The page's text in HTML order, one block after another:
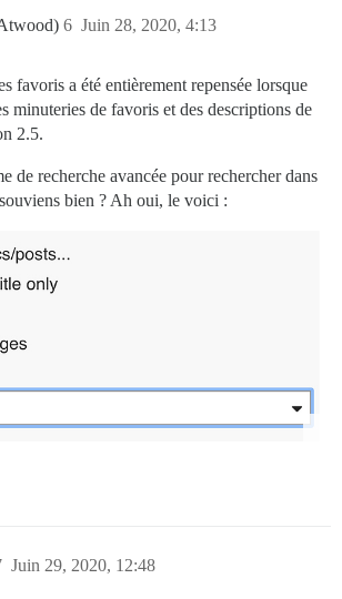
Juin 28, 2020, 4:13
6
favoris a été entièrement repensée lorsque
minuteries de favoris et des descriptions de
2.5.
de recherche avancée pour rechercher dans
bien ? Ah oui, le voici :
Juin 29, 2020, 12:48